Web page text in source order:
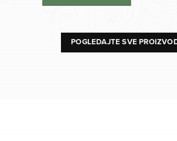
138,00 €
POGLEDAJTE SVE